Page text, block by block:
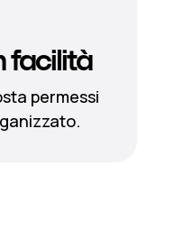
facilità
permessi